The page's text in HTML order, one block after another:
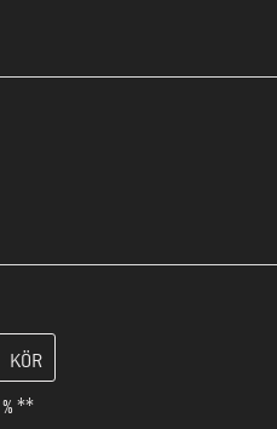
skapa ditt kundkonto i nästa
**